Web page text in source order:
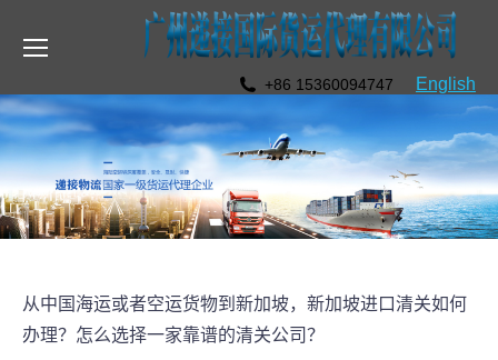
+86 15360094747 English
从中国海运或者空运货物到新加坡，新加坡进口清关如何
办理？怎么选择一家靠谱的清关公司？